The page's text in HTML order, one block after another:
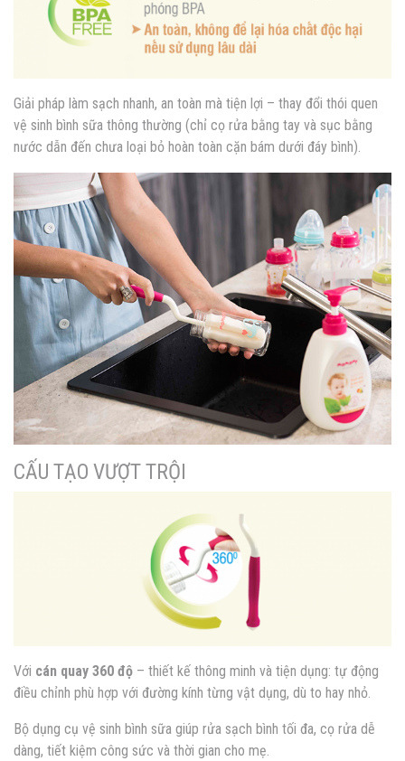
Giải pháp làm sạch nhanh, an toàn mà tiện lợi – thay đổi thói quen
vệ sinh bình sữa thông thường (chỉ cọ rửa bằng tay và sục bằng
nước dẫn đến chưa loại bỏ hoàn toàn cặn bám dưới đáy bình).
CẤU TẠO VƯỢT TRỘI
Với cán quay 360 độ – thiết kế thông minh và tiện dụng: tự động
điều chỉnh phù hợp với đường kính từng vật dụng, dù to hay nhỏ.
Bộ dụng cụ vệ sinh bình sữa giúp rửa sạch bình tối đa, cọ rửa dễ
dàng, tiết kiệm công sức và thời gian cho mẹ.